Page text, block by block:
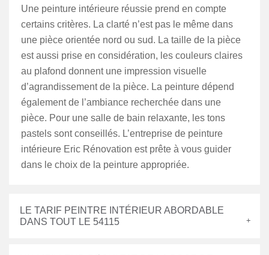
Une peinture intérieure réussie prend en compte
certains critères. La clarté n’est pas le même dans
une pièce orientée nord ou sud. La taille de la pièce
est aussi prise en considération, les couleurs claires
au plafond donnent une impression visuelle
d’agrandissement de la pièce. La peinture dépend
également de l’ambiance recherchée dans une
pièce. Pour une salle de bain relaxante, les tons
pastels sont conseillés. L’entreprise de peinture
intérieure Eric Rénovation est prête à vous guider
dans le choix de la peinture appropriée.
LE TARIF PEINTRE INTÉRIEUR ABORDABLE
DANS TOUT LE 54115